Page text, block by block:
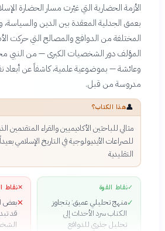
الأزمة الحضارية التي غيّرت مسار الحضارة
بعمق الجدلية المعقدة بين الدين
المختلفة من الدوافع والمصالح التي حركت
المؤلف دور الشخصيات الكبرى — من النبي
وعائشة — بموضوعية علمية، كاشفاً عن أبعاد
مدروسة من قبل.
👤هذا الكتاب؟
مثالي للباحثين الأكاديميين والقراء
للصراعات الأيديولوجية في التاريخ الإسلامي
التقليدية
✓نقاط القوة
✓منهج تحليلي عميق: يتجاوز
الكتاب سرد الأحداث إلى
تحليل جذري للدوافع
✕نقاط
✕بعض
قد